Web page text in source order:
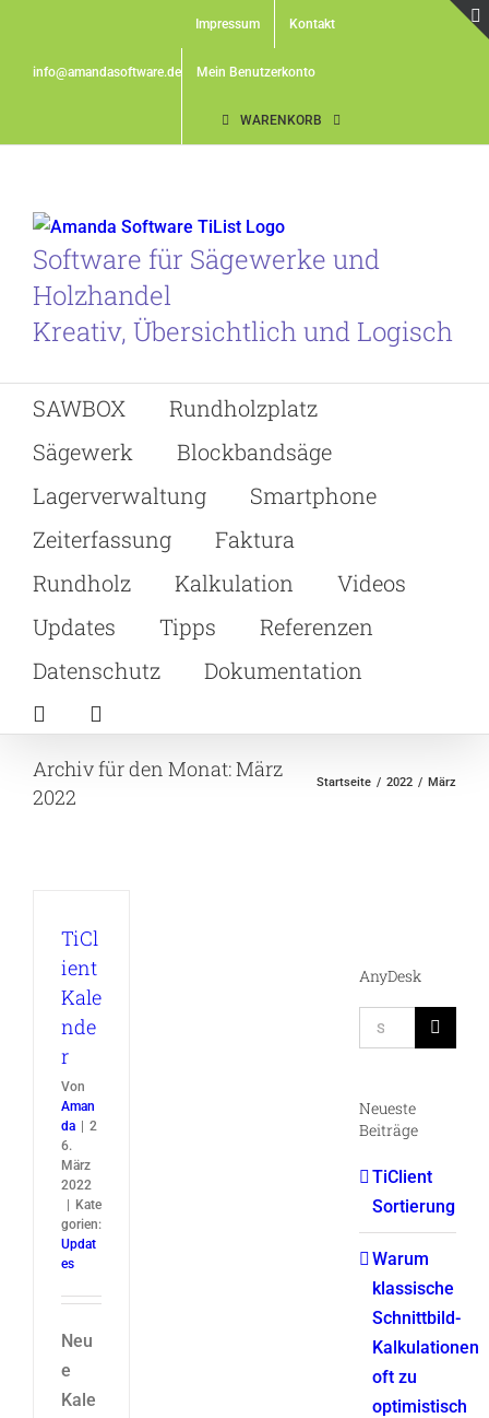
contentinfo@amandasoftware.de
Impressum Kontakt
Mein Benutzerkonto
WARENKORB
Software für Sägewerke und
Holzhandel
Kreativ, Übersichtlich und Logisch
SAWBOX
Rundholzplatz
Sägewerk
Blockbandsäge
Lagerverwaltung
Smartphone
Zeiterfassung
Faktura
Rundholz
Kalkulation
Videos
Updates
Tipps
Referenzen
Datenschutz
Dokumentation
Archiv für den Monat:März
2022
Startseite 2022 März
TiCl
ient
Kale
nde
r
Von
Aman
da
2
6.
März
2022
Kate
gorien:
Updat
es
Neu
e
Kale
AnyDesk
Suche
nach:
Neueste
Beiträge
TiClient
Sortierung
Warum
klassische
Schnittbild-
Kalkulationen
oft zu
optimistisch